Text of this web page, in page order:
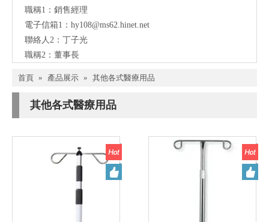
職稱1：銷售經理
電子信箱1： hy108@ms62.hinet.net
聯絡人2：丁子光
職稱2：董事長
首頁 » 產品展示 » 其他各式醫療用品
其他各式醫療用品